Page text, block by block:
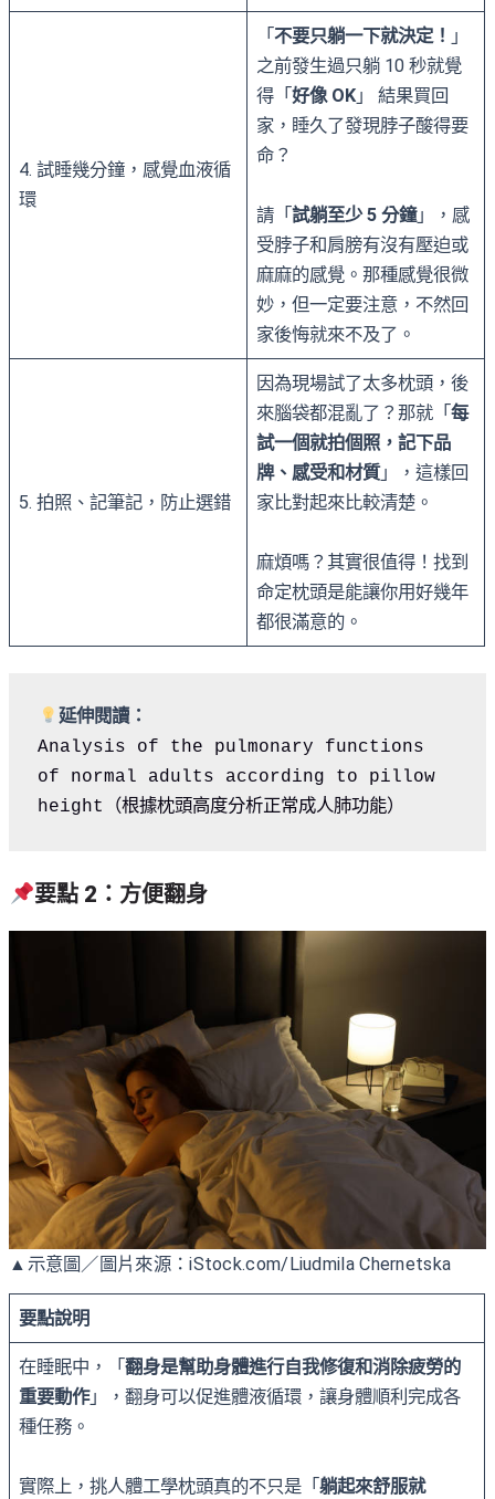
4. 試睡幾分鐘，感覺血液循
環
「不要只躺一下就決定！ 」
之前發生過只躺 10 秒就覺
得「好像 OK 」 結果買回
家，睡久了發現脖子酸得要
命？
請「試躺至少 5 分鐘」，感
受脖子和肩膀有沒有壓迫或
麻麻的感覺。那種感覺很微
妙，但一定要注意，不然回
家後悔就來不及了。
5. 拍照、記筆記，防止選錯
因為現場試了太多枕頭，後
來腦袋都混亂了？那就「每
試一個就拍個照，記下品
牌、感受和材質」，這樣回
家比對起來比較清楚。
麻煩嗎？其實很值得！找到
命定枕頭是能讓你用好幾年
都很滿意的。
延伸閱讀：
Analysis of the pulmonary functions
of normal adults according to pillow
height（根據枕頭高度分析正常成人肺功能）
要點 2：方便翻身
▲示意圖／圖片來源：iStock.com/Liudmila Chernetska
要點說明
在睡眠中，「翻身是幫助身體進行自我修復和消除疲勞的
重要動作」，翻身可以促進體液循環，讓身體順利完成各
種任務。
實際上，挑人體工學枕頭真的不只是「躺起來舒服就